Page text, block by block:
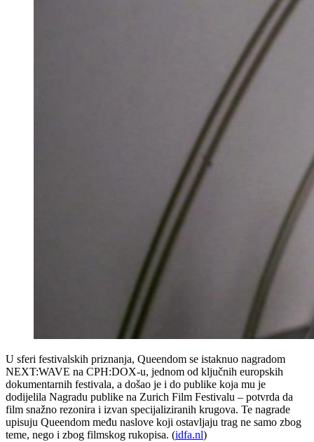
U sferi festivalskih priznanja, Queendom se istaknuo nagradom
NEXT:WAVE na CPH:DOX-u, jednom od ključnih europskih
dokumentarnih festivala, a došao je i do publike koja mu je
dodijelila Nagradu publike na Zurich Film Festivalu – potvrda da
film snažno rezonira i izvan specijaliziranih krugova. Te nagrade
upisuju Queendom među naslove koji ostavljaju trag ne samo zbog
teme, nego i zbog filmskog rukopisa. (idfa.nl)